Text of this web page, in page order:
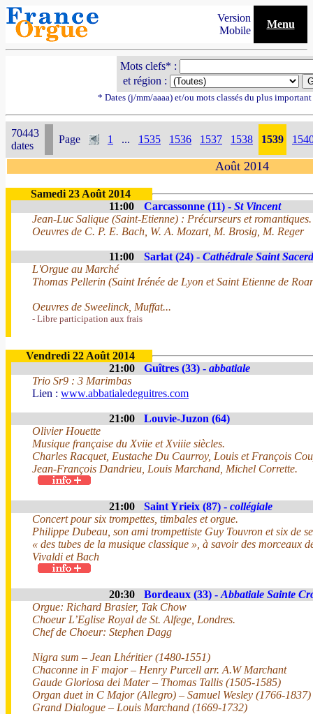
Version
Mobile
Menu
Mots clefs* :
et région :
* Dates (j/mm/aaaa) et/ou mots classés du plus
70443
dates
Page 1 ... 1535 1536 1537 1538 1539
Août 2014
Samedi 23 Août 2014
11:00
Carcassonne (11) - St Vincent
Jean-Luc Salique (Saint-Etienne) : Précurseurs et romantiques.
Oeuvres de C. P. E. Bach, W. A. Mozart, M. Brosig, M. Reger
11:00 Sarlat (24) - Cathédrale Saint
L'Orgue au Marché
Thomas Pellerin (Saint Irénée de Lyon et Saint Etienne de
Oeuvres de Sweelinck, Muffat...
- Libre participation aux frais
Vendredi 22 Août 2014
21:00
Guîtres (33) - abbatiale
Trio Sr9 : 3 Marimbas
Lien : www.abbatialedeguitres.com
21:00
Louvie-Juzon (64)
Olivier Houette
Musique française du Xviie et Xviiie siècles.
Charles Racquet, Eustache Du Caurroy, Louis et François
Jean-François Dandrieu, Louis Marchand, Michel Corrette.
21:00 Saint Yrieix (87) - collégiale
Concert pour six trompettes, timbales et orgue.
Philippe Dubeau, son ami trompettiste Guy Touvron et six de
« des tubes de la musique classique », à savoir des morceaux
Vivaldi et Bach
20:30 Bordeaux (33) - Abbatiale Sainte
Orgue: Richard Brasier, Tak Chow
Choeur L’Eglise Royal de St. Alfege, Londres.
Chef de Choeur: Stephen Dagg
Nigra sum – Jean Lhéritier (1480-1551)
Chaconne in F major – Henry Purcell arr. A.W Marchant
Gaude Gloriosa dei Mater – Thomas Tallis (1505-1585)
Organ duet in C Major (Allegro) – Samuel Wesley (1766-1837)
Grand Dialogue – Louis Marchand (1669-1732)